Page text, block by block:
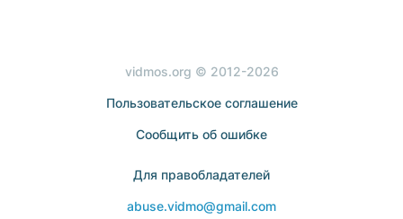
vidmos.org © 2012-2026
Пользовательское соглашение
Сообщить об ошибке
Для правобладателей
abuse.vidmo@gmail.com